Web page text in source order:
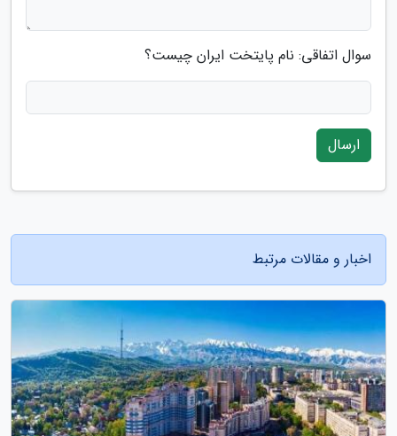
سوال اتفاقی: نام پایتخت ایران چیست؟
ارسال
اخبار و مقالات مرتبط